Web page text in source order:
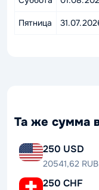
Пятница
Та же сумма
250 USD
20541,62 RUB
250 CHF